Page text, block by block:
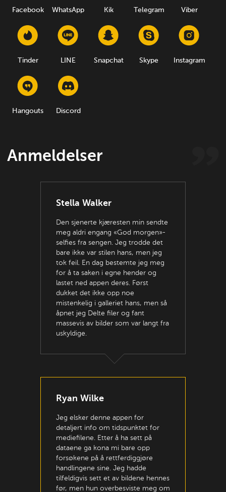
Facebook WhatsApp Kik Telegram Viber
Tinder LINE Snapchat Skype Instagram
Hangouts Discord
Anmeldelser
Stella Walker
Den sjenerte kjæresten min sendte
meg aldri engang «God morgen»-
selfies fra sengen. Jeg trodde det
bare ikke var stilen hans, men jeg
tok feil. En dag bestemte jeg meg
for å ta saken i egne hender og
lastet ned appen deres. Først
dukket det ikke opp noe
mistenkelig i galleriet hans, men så
åpnet jeg Delte filer og fant
massevis av bilder som var langt fra
uskyldige.
Ryan Wilke
Jeg elsker denne appen for
detaljert info om tidspunktet for
mediefilene. Etter å ha sett på
dataene ga kona mi bare opp
forsøkene på å rettferdiggjøre
handlingene sine. Jeg hadde
tilfeldigvis sett et av bildene hennes
før, men hun overbesviste meg om